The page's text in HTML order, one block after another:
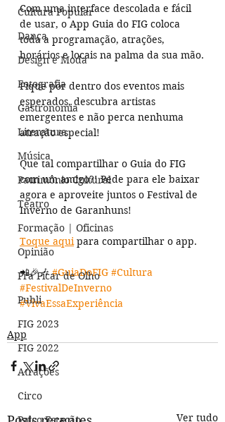
Cultura Popular
Dança
Design e Moda
Fotografia
Gastronomia
Literatura
Música
Patrimônio Cultural
Teatro
Formação | Oficinas
Opinião
Pra Ficar de Olho
Publi
FIG 2023
FIG 2022
Atrações
Circo
Com uma interface descolada e fácil
de usar, o App Guia do FIG coloca
toda a programação, atrações,
horários e locais na palma da sua mão.
Fique por dentro dos eventos mais
esperados, descubra artistas
emergentes e não perca nenhuma
atração especial!
Que tal compartilhar o Guia do FIG
com um amigo?! Pede para ele baixar
agora e aproveite juntos o Festival de
Inverno de Garanhuns!
Toque aqui para compartilhar o app.
📲🎉🎶 #GuiaDoFIG #Cultura
#FestivalDeInverno
#VivaEssaExperiência
App
Ver tudo